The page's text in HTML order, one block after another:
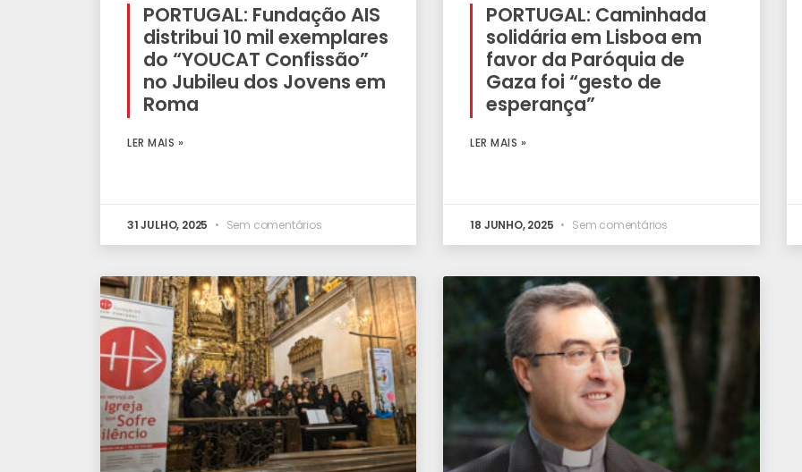
PORTUGAL: Fundação AIS
distribui 10 mil exemplares
do “YOUCAT Confissão”
no Jubileu dos Jovens em
Roma
LER MAIS »
31 JULHO, 2025 Sem comentários
PORTUGAL: Caminhada
solidária em Lisboa em
favor da Paróquia de
Gaza foi “gesto de
esperança”
LER MAIS »
18 JUNHO, 2025 Sem comentários